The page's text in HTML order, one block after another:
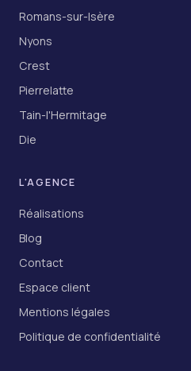
Romans-sur-Isère
Nyons
Crest
Pierrelatte
Tain-l'Hermitage
Die
L'AGENCE
Réalisations
Blog
Contact
Espace client
Mentions légales
Politique de confidentialité